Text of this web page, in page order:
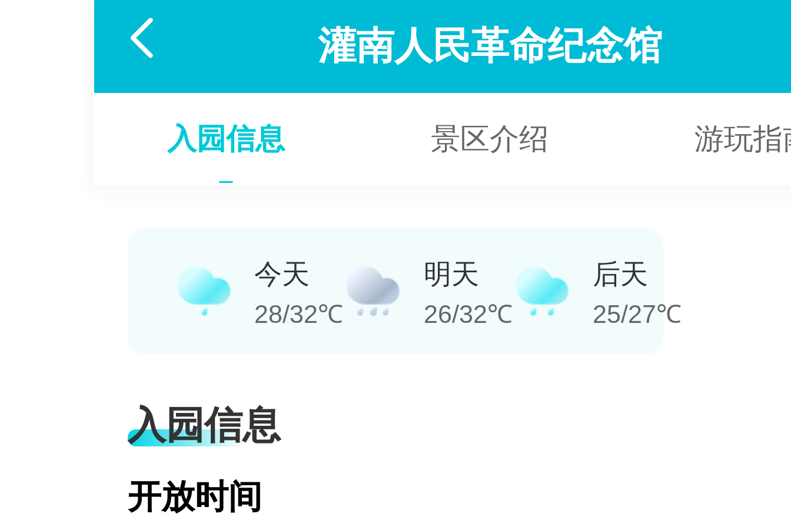
 灌南人民革命纪念馆
入园信息 景区介绍 游玩指
今天
28/32℃
明天
26/32℃
后天
25/27℃
入园信息
开放时间